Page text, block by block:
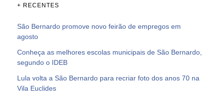
+ RECENTES
São Bernardo promove novo feirão de empregos em
agosto
Conheça as melhores escolas municipais de São Bernardo,
segundo o IDEB
Lula volta a São Bernardo para recriar foto dos anos 70 na
Vila Euclides